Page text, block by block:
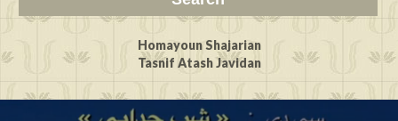
Homayoun Shajarian
Tasnif Atash Javidan